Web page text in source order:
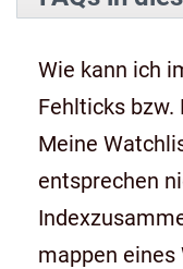
Wie kann ich
Fehlticks bzw.
Meine
entsprechen
mappen eines